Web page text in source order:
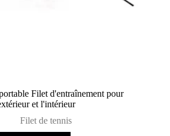
Filet d'entraînement pour
et l'intérieur
Filet de tennis